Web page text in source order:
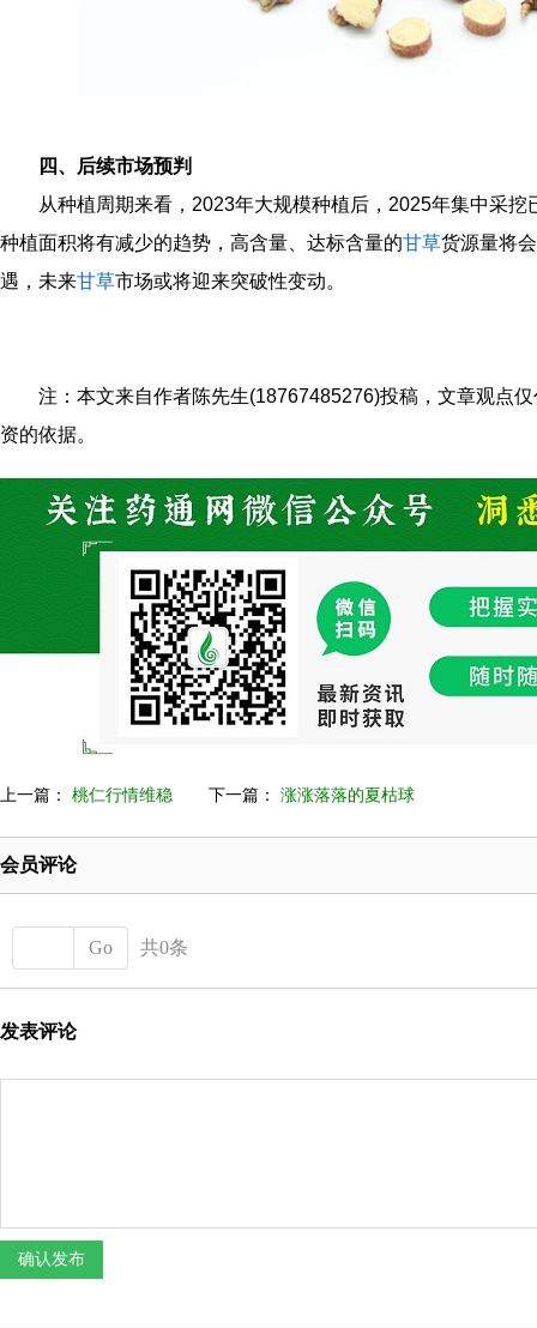
四、后续市场预判
从种植周期来看，2023年大规模种植后，2025年集中采
种植面积将有减少的趋势，高含量、达标含量的甘草货源量将
遇，未来甘草市场或将迎来突破性变动。
注：本文来自作者陈先生(18767485276)投稿，文章观点
资的依据。
上一篇： 桃仁行情维稳 下一篇： 涨涨落落的夏枯球
会员评论
Go 共0条
发表评论